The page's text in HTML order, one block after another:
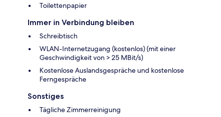
Toilettenpapier
Immer in Verbindung bleiben
Schreibtisch
WLAN-Internetzugang (kostenlos) (mit einer
Geschwindigkeit von > 25 MBit/s)
Kostenlose Auslandsgespräche und kostenlose
Ferngespräche
Sonstiges
Tägliche Zimmerreinigung